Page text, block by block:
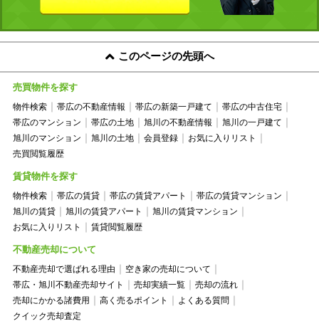
このページの先頭へ
売買物件を探す
物件検索 帯広の不動産情報 帯広の新築一戸建て
帯広の中古住宅
帯広のマンション
帯広の土地 旭川の不動産情報
旭川の一戸建て
旭川のマンション
旭川の土地 会員登録
お気に入りリスト
売買閲覧履歴
賃貸物件を探す
物件検索 帯広の賃貸 帯広の賃貸アパート
帯広の賃貸マンション
旭川の賃貸
旭川の賃貸アパート
旭川の賃貸マンション
お気に入りリスト
賃貸閲覧履歴
不動産売却について
不動産売却で選ばれる理由
空き家の売却について
帯広・旭川不動産売却サイト
売却実績一覧
売却の流れ
売却にかかる諸費用
高く売るポイント
よくある質問
クイック売却査定